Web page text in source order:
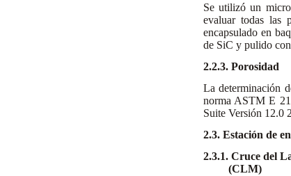
Se utilizó un
evaluar todas las
encapsulado en
de SiC y pulido
2.2.3. Porosidad
La determinación
norma ASTM E
Suite Versión 12.0
2.3. Estación de
2.3.1. Cruce del
(CLM)